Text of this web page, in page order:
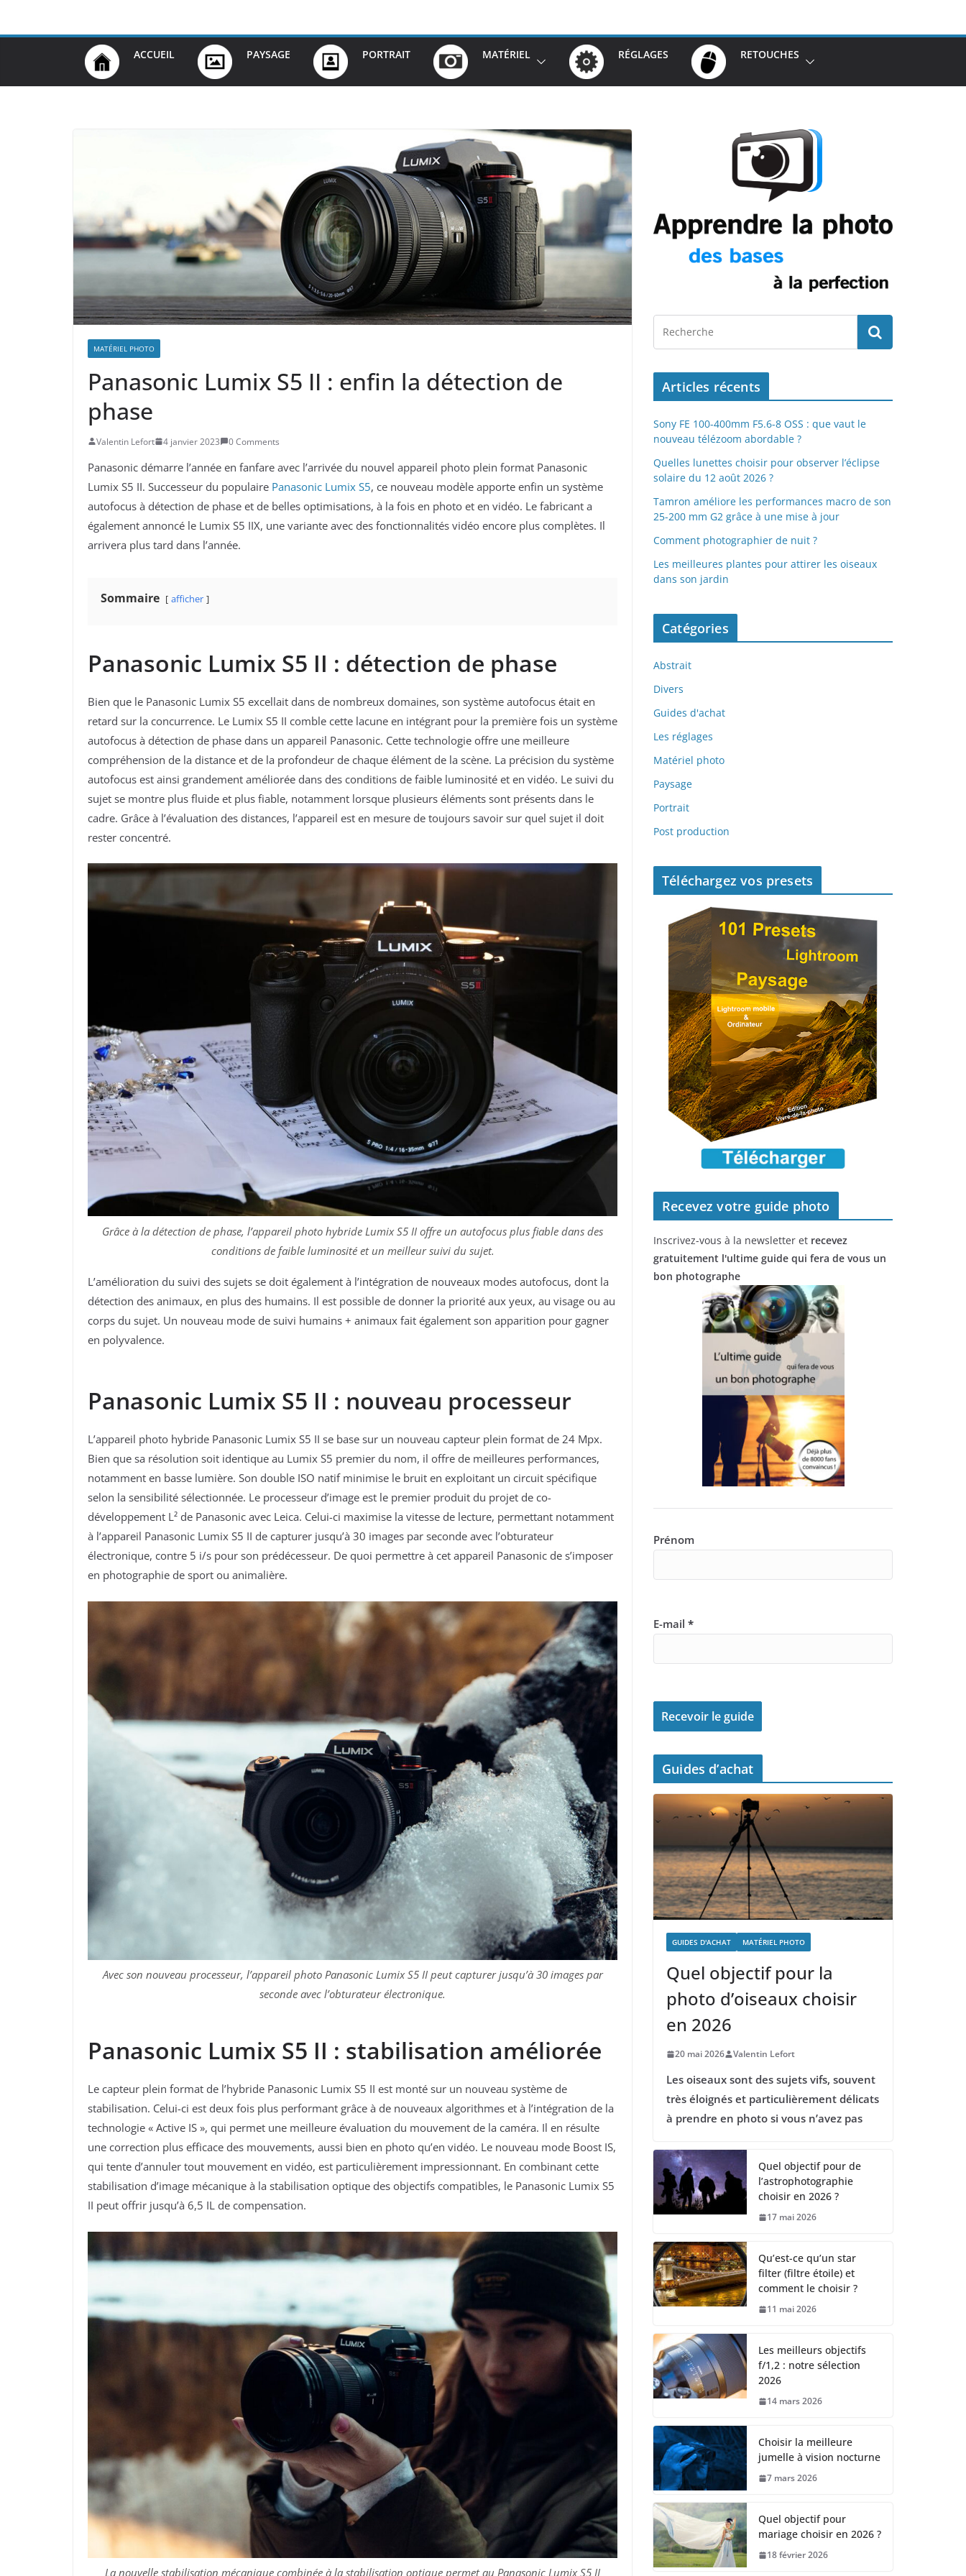
ACCUEIL PAYSAGE PORTRAIT MATÉRIEL RÉGLAGES RETOUCHES
MATÉRIEL PHOTO
Panasonic Lumix S5 II : enfin la détection de
phase
Valentin Lefort 4 janvier 2023 0 Comments
Panasonic démarre l’année en fanfare avec l’arrivée du nouvel appareil photo plein format Panasonic
Lumix S5 II. Successeur du populaire Panasonic Lumix S5, ce nouveau modèle apporte enfin un système
autofocus à détection de phase et de belles optimisations, à la fois en photo et en vidéo. Le fabricant a
également annoncé le Lumix S5 IIX, une variante avec des fonctionnalités vidéo encore plus complètes. Il
arrivera plus tard dans l’année.
Sommaire afficher
Panasonic Lumix S5 II : détection de phase
Bien que le Panasonic Lumix S5 excellait dans de nombreux domaines, son système autofocus était en
retard sur la concurrence. Le Lumix S5 II comble cette lacune en intégrant pour la première fois un système
autofocus à détection de phase dans un appareil Panasonic. Cette technologie offre une meilleure
compréhension de la distance et de la profondeur de chaque élément de la scène. La précision du système
autofocus est ainsi grandement améliorée dans des conditions de faible luminosité et en vidéo. Le suivi du
sujet se montre plus fluide et plus fiable, notamment lorsque plusieurs éléments sont présents dans le
cadre. Grâce à l’évaluation des distances, l’appareil est en mesure de toujours savoir sur quel sujet il doit
rester concentré.
Grâce à la détection de phase, l’appareil photo hybride Lumix S5 II offre un autofocus plus fiable dans des
conditions de faible luminosité et un meilleur suivi du sujet.
L’amélioration du suivi des sujets se doit également à l’intégration de nouveaux modes autofocus, dont la
détection des animaux, en plus des humains. Il est possible de donner la priorité aux yeux, au visage ou au
corps du sujet. Un nouveau mode de suivi humains + animaux fait également son apparition pour gagner
en polyvalence.
Panasonic Lumix S5 II : nouveau processeur
L’appareil photo hybride Panasonic Lumix S5 II se base sur un nouveau capteur plein format de 24 Mpx.
Bien que sa résolution soit identique au Lumix S5 premier du nom, il offre de meilleures performances,
notamment en basse lumière. Son double ISO natif minimise le bruit en exploitant un circuit spécifique
selon la sensibilité sélectionnée. Le processeur d’image est le premier produit du projet de co-
développement L² de Panasonic avec Leica. Celui-ci maximise la vitesse de lecture, permettant notamment
à l’appareil Panasonic Lumix S5 II de capturer jusqu’à 30 images par seconde avec l’obturateur
électronique, contre 5 i/s pour son prédécesseur. De quoi permettre à cet appareil Panasonic de s’imposer
en photographie de sport ou animalière.
Avec son nouveau processeur, l’appareil photo Panasonic Lumix S5 II peut capturer jusqu’à 30 images par
seconde avec l’obturateur électronique.
Panasonic Lumix S5 II : stabilisation améliorée
Le capteur plein format de l’hybride Panasonic Lumix S5 II est monté sur un nouveau système de
stabilisation. Celui-ci est deux fois plus performant grâce à de nouveaux algorithmes et à l’intégration de la
technologie « Active IS », qui permet une meilleure évaluation du mouvement de la caméra. Il en résulte
une correction plus efficace des mouvements, aussi bien en photo qu’en vidéo. Le nouveau mode Boost IS,
qui tente d’annuler tout mouvement en vidéo, est particulièrement impressionnant. En combinant cette
stabilisation d’image mécanique à la stabilisation optique des objectifs compatibles, le Panasonic Lumix S5
II peut offrir jusqu’à 6,5 IL de compensation.
La nouvelle stabilisation mécanique combinée à la stabilisation optique permet au Panasonic Lumix S5 II
Articles récents
Sony FE 100-400mm F5.6-8 OSS : que vaut le
nouveau télézoom abordable ?
Quelles lunettes choisir pour observer l’éclipse
solaire du 12 août 2026 ?
Tamron améliore les performances macro de son
25-200 mm G2 grâce à une mise à jour
Comment photographier de nuit ?
Les meilleures plantes pour attirer les oiseaux
dans son jardin
Catégories
Abstrait
Divers
Guides d'achat
Les réglages
Matériel photo
Paysage
Portrait
Post production
Téléchargez vos presets
Recevez votre guide photo
Inscrivez-vous à la newsletter et recevez
gratuitement l'ultime guide qui fera de vous un
bon photographe
Prénom
E-mail *
Guides d’achat
GUIDES D'ACHAT MATÉRIEL PHOTO
Quel objectif pour la
photo d’oiseaux choisir
en 2026
20 mai 2026 Valentin Lefort
Les oiseaux sont des sujets vifs, souvent
très éloignés et particulièrement délicats
à prendre en photo si vous n’avez pas
Quel objectif pour de
l’astrophotographie
choisir en 2026 ?
17 mai 2026
Qu’est-ce qu’un star
filter (filtre étoile) et
comment le choisir ?
11 mai 2026
Les meilleurs objectifs
f/1,2 : notre sélection
2026
14 mars 2026
Choisir la meilleure
jumelle à vision nocturne
7 mars 2026
Quel objectif pour
mariage choisir en 2026 ?
18 février 2026